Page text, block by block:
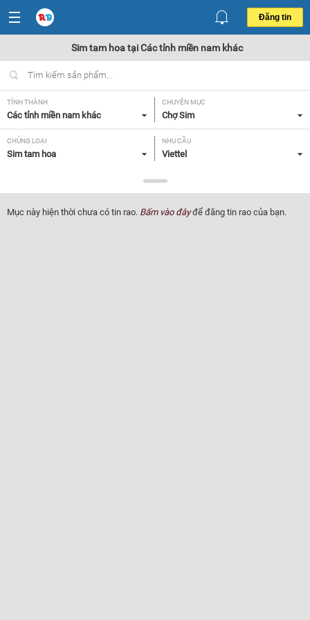
Đăng tin
Sim tam hoa tại Các tỉnh miền nam khác
TỈNH THÀNH
Các tỉnh miền nam khác
CHUYÊN MỤC
Chợ Sim
CHỦNG LOẠI
Sim tam hoa
NHU CẦU
Viettel
Tất cả
Mục này hiện thời chưa có tin rao. Bấm vào đâyđể đăng tin rao của bạn.